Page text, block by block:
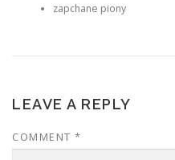
zapchane piony
LEAVE A REPLY
COMMENT *